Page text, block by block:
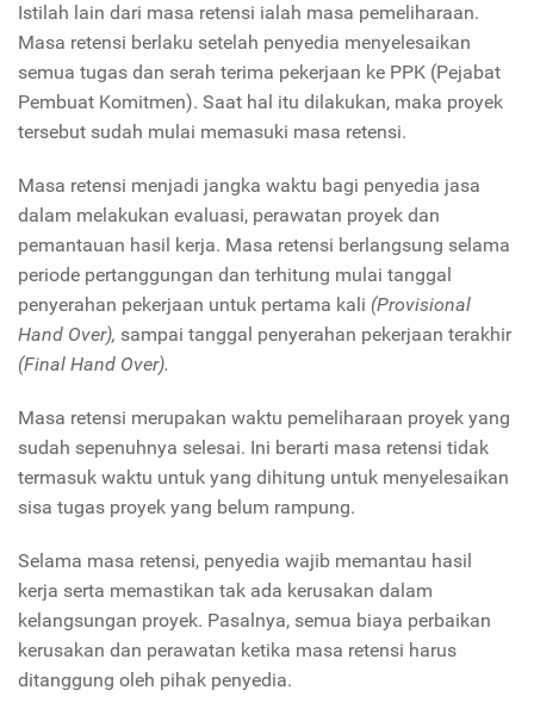
Istilah lain dari masa retensi ialah masa pemeliharaan.
Masa retensi berlaku setelah penyedia menyelesaikan
semua tugas dan serah terima pekerjaan ke PPK (Pejabat
Pembuat Komitmen). Saat hal itu dilakukan, maka proyek
tersebut sudah mulai memasuki masa retensi.
Masa retensi menjadi jangka waktu bagi penyedia jasa
dalam melakukan evaluasi, perawatan proyek dan
pemantauan hasil kerja. Masa retensi berlangsung selama
periode pertanggungan dan terhitung mulai tanggal
penyerahan pekerjaan untuk pertama kali (Provisional
Hand Over), sampai tanggal penyerahan pekerjaan terakhir
(Final Hand Over).
Masa retensi merupakan waktu pemeliharaan proyek yang
sudah sepenuhnya selesai. Ini berarti masa retensi tidak
termasuk waktu untuk yang dihitung untuk menyelesaikan
sisa tugas proyek yang belum rampung.
Selama masa retensi, penyedia wajib memantau hasil
kerja serta memastikan tak ada kerusakan dalam
kelangsungan proyek. Pasalnya, semua biaya perbaikan
kerusakan dan perawatan ketika masa retensi harus
ditanggung oleh pihak penyedia.